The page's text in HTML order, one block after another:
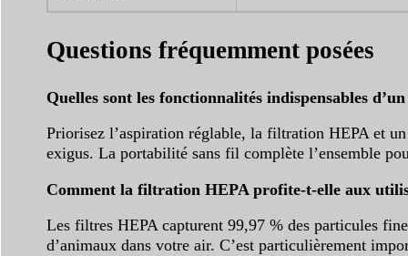
Questions fréquemment posées
Quelles sont les fonctionnalités indispensables
Priorisez l’aspiration réglable, la filtration HEPA et
exigus. La portabilité sans fil complète l’ensemble
Comment la filtration HEPA profite-t-elle aux
Les filtres HEPA capturent 99,97 % des particules
d’animaux dans votre air. C’est particulièrement